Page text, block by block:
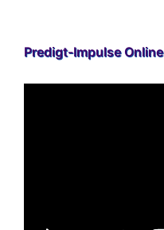
Predigt-Impulse Online